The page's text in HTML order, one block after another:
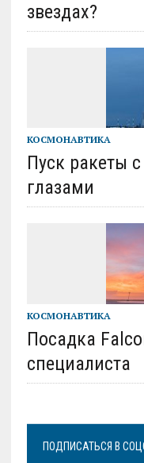
звездах?
КОСМОНАВТИКА
Пуск ракеты
глазами
КОСМОНАВТИКА
Посадка
специалиста
ПОДПИСАТЬСЯ В